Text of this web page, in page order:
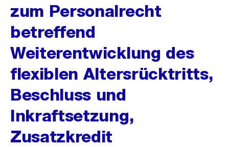
zum Personalrecht
betreffend
Weiterentwicklung des
flexiblen Altersrücktritts,
Beschluss und
Inkraftsetzung,
Zusatzkredit